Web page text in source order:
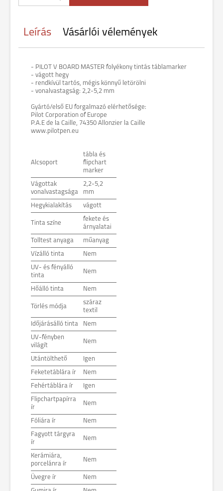
Leírás Vásárlói vélemények
- PILOT V BOARD MASTER folyékony tintás táblamarker
- vágott hegy
- rendkívül tartós, mégis könnyű letörölni
- vonalvastagság: 2,2-5,2 mm
Gyártó/első EU forgalmazó elérhetősége:
Pilot Corporation of Europe
P.A.E de la Caille, 74350 Allonzier la Caille
www.pilotpen.eu
Alcsoport
tábla és
flipchart
marker
Vágottak
vonalvastagsága
2,2-5,2
mm
Hegykialakítás vágott
Tinta színe
fekete és
árnyalatai
Tolltest anyaga műanyag
Vízálló tinta Nem
UV- és fényálló
tinta
Nem
Hőálló tinta Nem
Törlés módja
száraz
textil
Időjárásálló tinta Nem
UV-fényben
világít
Nem
Utántölthető Igen
Feketetáblára ír Nem
Fehértáblára ír Igen
Flipchartpapírra
ír
Nem
Fóliára ír Nem
Fagyott tárgyra
ír
Nem
Kerámiára,
porcelánra ír
Nem
Üvegre ír Nem